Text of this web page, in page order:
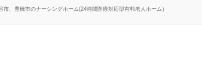
、豊橋市のナーシングホーム(24時間医療対応型有料老人ホーム）